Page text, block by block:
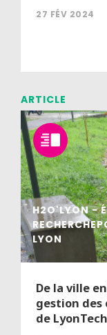
27 FÉV 2024
ARTICLE
H2O'LYON -
LYON
De la ville
gestion des
de